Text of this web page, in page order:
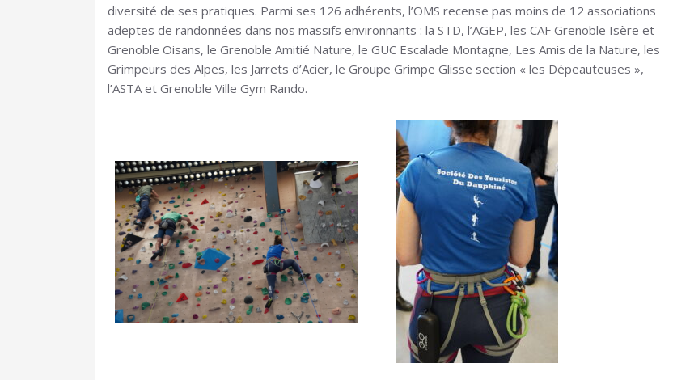
diversité de ses pratiques. Parmi ses 126 adhérents, l’OMS recense pas moins de 12 associations
adeptes de randonnées dans nos massifs environnants : la STD, l’AGEP, les CAF Grenoble Isère et
Grenoble Oisans, le Grenoble Amitié Nature, le GUC Escalade Montagne, Les Amis de la Nature, les
Grimpeurs des Alpes, les Jarrets d’Acier, le Groupe Grimpe Glisse section « les Dépeauteuses »,
l’ASTA et Grenoble Ville Gym Rando.